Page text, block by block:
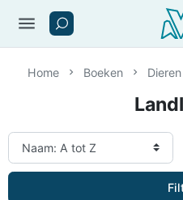
menu
Home Boeken